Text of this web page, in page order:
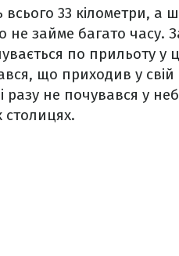
33 кілометри, а
не займе багато часу.
по прильоту у
що приходив у свій
разу не почувався у
столицях.